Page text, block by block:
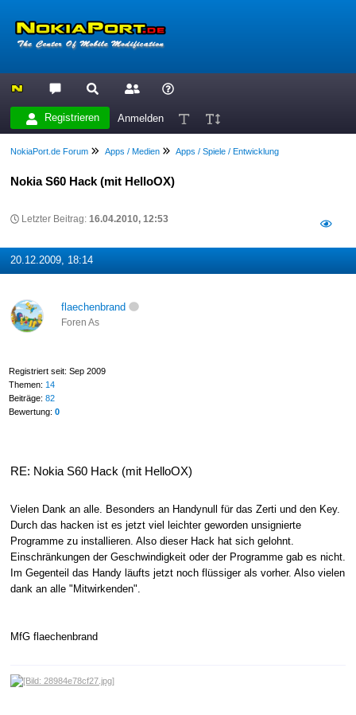
Registrieren Anmelden
NokiaPort.de Forum Apps / Medien Apps / Spiele / Entwicklung
Nokia S60 Hack (mit HelloOX)
Letzter Beitrag: 16.04.2010, 12:53
20.12.2009, 18:14
flaechenbrand
Foren As
Registriert seit: Sep 2009
Themen: 14
Beiträge: 82
Bewertung: 0
RE: Nokia S60 Hack (mit HelloOX)
Vielen Dank an alle. Besonders an Handynull für das Zerti und den Key.
Durch das hacken ist es jetzt viel leichter geworden unsignierte
Programme zu installieren. Also dieser Hack hat sich gelohnt.
Einschränkungen der Geschwindigkeit oder der Programme gab es nicht.
Im Gegenteil das Handy läufts jetzt noch flüssiger als vorher. Also vielen
dank an alle "Mitwirkenden".
MfG flaechenbrand